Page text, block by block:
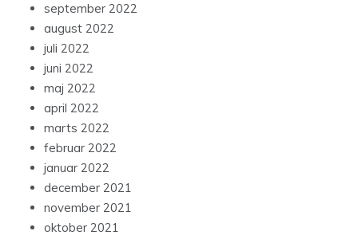
september 2022
august 2022
juli 2022
juni 2022
maj 2022
april 2022
marts 2022
februar 2022
januar 2022
december 2021
november 2021
oktober 2021